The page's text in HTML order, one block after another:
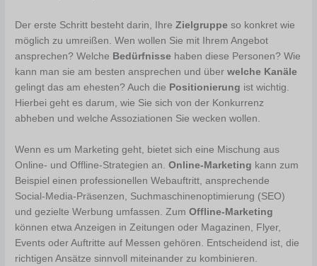
Der erste Schritt besteht darin, IhreZielgruppe so konkret wie
möglich zu umreißen. Wen wollen Sie mit Ihrem Angebot
ansprechen? Welche Bedürfnisse haben diese Personen? Wie
kann man sie am besten ansprechen und überwelche Kanäle
gelingt das am ehesten? Auch die Positionierung ist wichtig.
Hierbei geht es darum, wie Sie sich von der Konkurrenz
abheben und welche Assoziationen Sie wecken wollen.
Wenn es um Marketing geht, bietet sich eine Mischung aus
Online- und Offline-Strategien an.Online-Marketing kann zum
Beispiel einen professionellen Webauftritt, ansprechende
Social-Media-Präsenzen, Suchmaschinenoptimierung (SEO)
und gezielte Werbung umfassen. ZumOffline-Marketing
können etwa Anzeigen in Zeitungen oder Magazinen, Flyer,
Events oder Auftritte auf Messen gehören. Entscheidend ist, die
richtigen Ansätze sinnvoll miteinander zu kombinieren.